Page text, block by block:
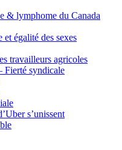
& lymphome du Canada
égalité des sexes
travailleurs agricoles
Fierté syndicale
s’unissent